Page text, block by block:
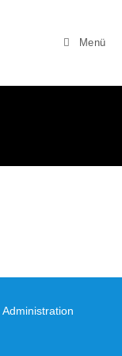
Menü
Administration